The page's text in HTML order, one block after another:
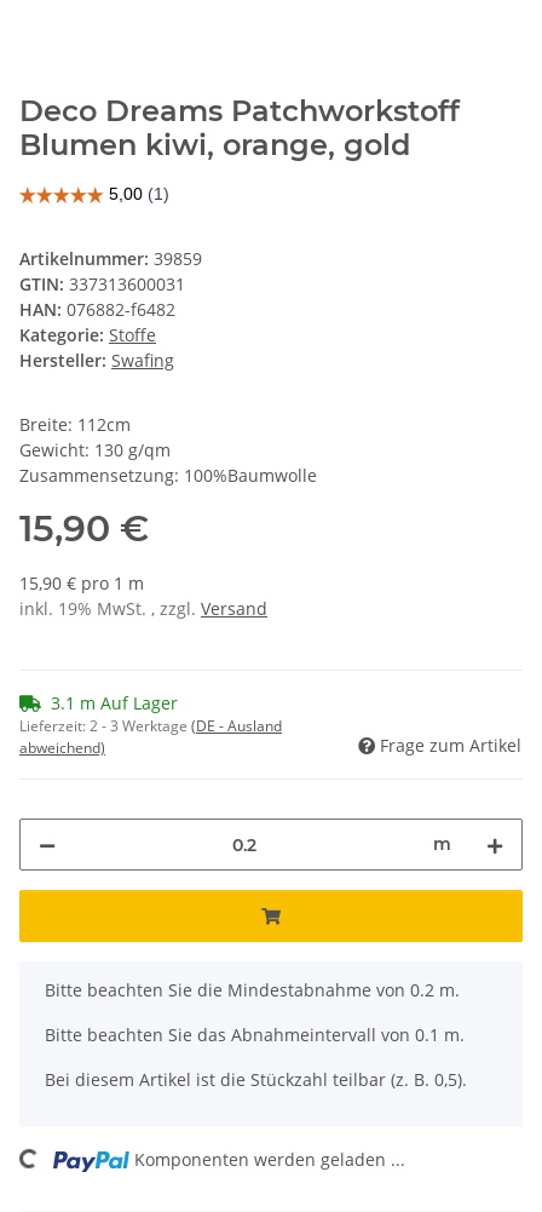
Deco Dreams Patchworkstoff
Blumen kiwi, orange, gold
Artikelnummer: 39859
GTIN: 337313600031
HAN: 076882-f6482
Kategorie: Stoffe
Hersteller: Swafing
Breite: 112cm
Gewicht: 130 g/qm
Zusammensetzung: 100%Baumwolle
15,90 €
15,90 € pro 1 m
inkl. 19% MwSt. , zzgl. Versand
3.1 m Auf Lager
Lieferzeit:2 - 3 Werktage (DE - Ausland
abweichend)
Frage zum Artikel
m
x
Bitte beachten Sie die Mindestabnahme von 0.2 m.
Bitte beachten Sie das Abnahmeintervall von 0.1 m.
Bei diesem Artikel ist die Stückzahl teilbar (z. B. 0,5).
Komponenten werden geladen ...